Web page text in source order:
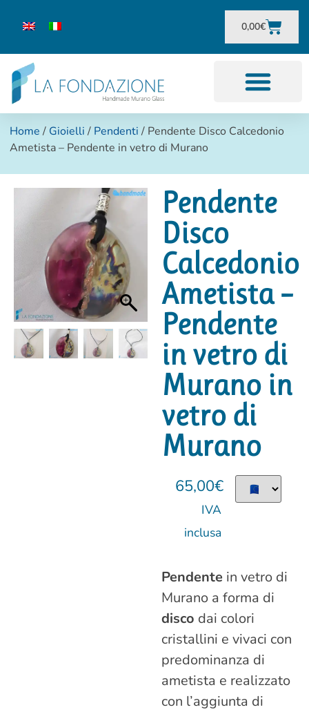
0,00€
Home / Gioielli / Pendenti / Pendente Disco Calcedonio
Ametista – Pendente in vetro di Murano
Pendente
Disco
Calcedonio
Ametista –
Pendente
in vetro di
Murano in
vetro di
Murano
65,00€
IVA
inclusa
Pendente in vetro di
Murano a forma di
disco dai colori
cristallini e vivaci con
predominanza di
ametista e realizzato
con l’aggiunta di